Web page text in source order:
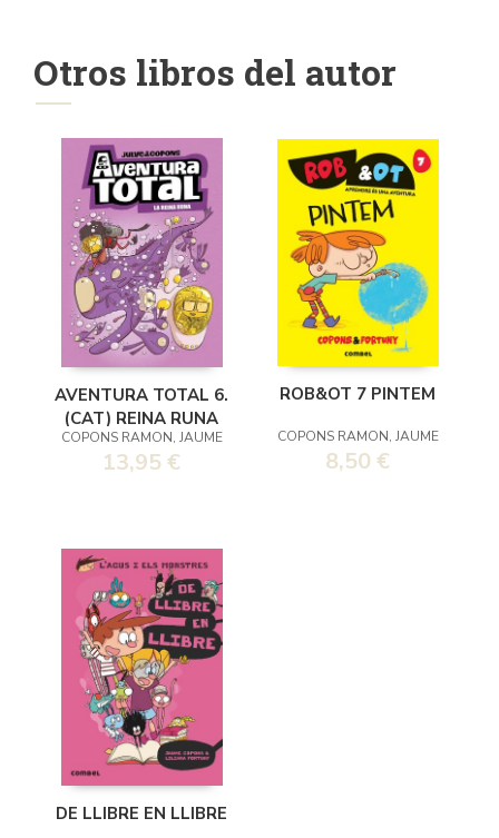
Otros libros del autor
AVENTURA TOTAL 6.
(CAT) REINA RUNA
COPONS RAMON, JAUME
13,95 €
ROB&OT 7 PINTEM
COPONS RAMON, JAUME
8,50 €
DE LLIBRE EN LLIBRE